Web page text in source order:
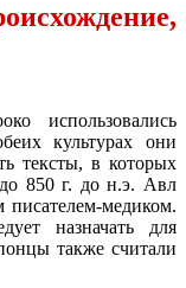
использовались
культурах они
тексты, в которых
до 850 г. до н.э. Авл
медиком.
назначать для
также считали